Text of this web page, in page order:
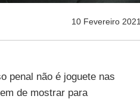
10 Fevereiro 2021
penal não é joguete nas
de mostrar para